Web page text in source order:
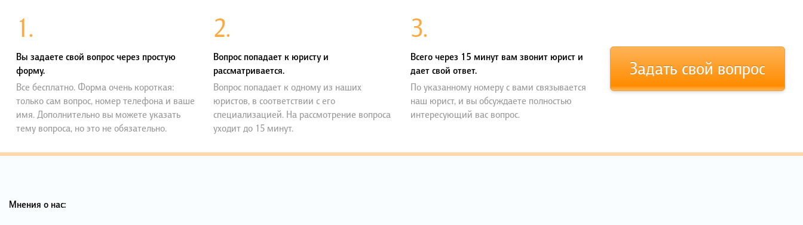
1.
Вы задаете свой вопрос через простую
форму.
Все бесплатно. Форма очень короткая:
только сам вопрос, номер телефона и ваше
имя. Дополнительно вы можете указать
тему вопроса, но это не обязательно.
2.
Вопрос попадает к юристу и
рассматривается.
Вопрос попадает к одному из наших
юристов, в соответствии с его
специализацией. На рассмотрение вопроса
уходит до 15 минут.
3.
Всего через 15 минут вам звонит юрист и
дает свой ответ.
По указанному номеру с вами связывается
наш юрист, и вы обсуждаете полностью
интересующий вас вопрос.
Задать свой вопрос
Мнения о нас: